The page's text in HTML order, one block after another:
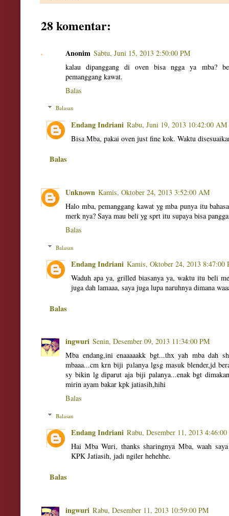
28 komentar:
Anonim Sabtu, Juni 15, 2013 2:50:00 PM
kalau dipanggang di oven bisa ngga ya mba?
pemanggang kawat.
Balas
Balasan
Endang Indriani Rabu, Juni 19, 2013 10:42:00 AM
Bisa Mba, pakai oven just fine kok. Waktu
Balas
Unknown Kamis, Oktober 24, 2013 3:52:00 AM
Halo mba, pemanggang kawat yg mba punya itu
merk nya? Saya mau beli yg sprt itu supaya bisa
Balas
Balasan
Endang Indriani Kamis, Oktober 24, 2013 8:47:00
Waduh apa ya, grilled biasanya ya, waktu itu beli
juga dah lamaaa, saya juga lupa naruhnya dimana
Balas
ingwuri Senin, Desember 09, 2013 11:34:00 PM
Mba endang,ini enaaaaakk bgt...thx yah mba dah
mbaaa...cm krn biji palanya lgsg masuk blender,jd
sy bikin lg diparut aja biji palanya...enak bgt
mirin ayam bakar kpk jatiasih,hihi
Balas
Balasan
Endang Indriani Rabu, Desember 11, 2013
Hai Mba Wuri, thanks sharingnya Mba, waah
KPK Jatiasih, jadi ngiler hehehhe.
Balas
ingwuri Rabu, Desember 11, 2013 10:59:00 PM